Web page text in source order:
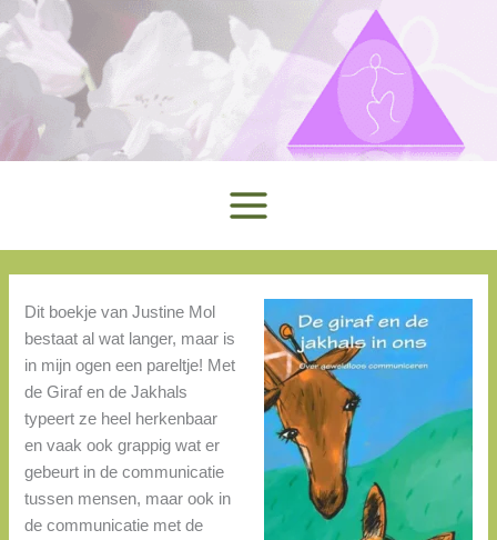
Ga
naar
de
inhoud
Dit boekje van Justine Mol
bestaat al wat langer, maar is
in mijn ogen een pareltje! Met
de Giraf en de Jakhals
typeert ze heel herkenbaar
en vaak ook grappig wat er
gebeurt in de communicatie
tussen mensen, maar ook in
de communicatie met de